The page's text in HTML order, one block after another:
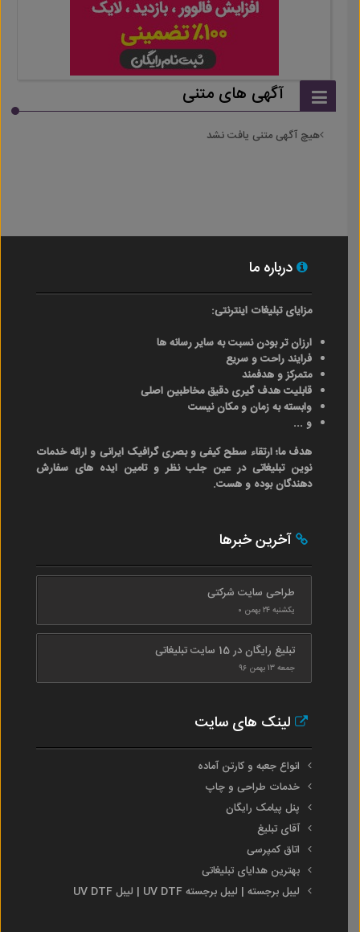
آگهی های متنی
هیچ آگهی متنی یافت نشد
درباره ما
مزایای تبلیغات اینترنتی:
ارزان تر بودن نسبت به سایر رسانه ها
فرایند راحت و سریع
متمرکز و هدفمند
قابلیت هدف گیری دقیق مخاطبین اصلی
وابسته به زمان و مکان نیست
و ...
هدف ما؛ ارتقاء سطح کیفی و بصری گرافیک ایرانی و ارائه خدمات
نوین تبلیغاتی در عین جلب نظر و تامین ایده های سفارش
دهندگان بوده و هست.
آخرین خبرها
طراحی سایت شرکتی
یکشنبه ۲۴ بهمن ۰
تبلیغ رایگان در 15 سایت تبلیغاتی
جمعه ۱۳ بهمن ۹۶
لینک های سایت
انواع جعبه و کارتن آماده
خدمات طراحی و چاپ
پنل پیامک رایگان
آقای تبلیغ
اتاق کمپرسی
بهترین هدایای تبلیغاتی
لیبل برجسته | لیبل برجسته UV DTF | لیبل UV DTF